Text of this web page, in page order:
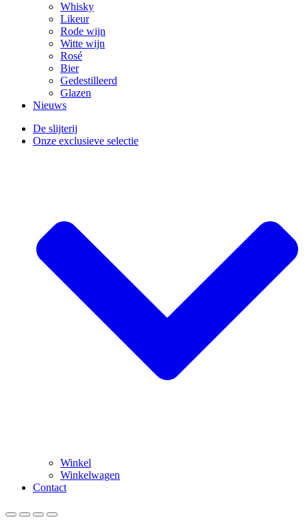
Whisky
Likeur
Rode wijn
Witte wijn
Rosé
Bier
Gedestilleerd
Glazen
Nieuws
De slijterij
Onze exclusieve selectie
Winkel
Winkelwagen
Contact